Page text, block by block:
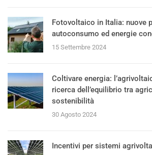
Fotovoltaico in Italia: nuove
autoconsumo ed energie
15 Settembre 2024
Coltivare energia:
ricerca dell’equilibrio tra
sostenibilità
30 Agosto 2024
Incentivi per sistemi